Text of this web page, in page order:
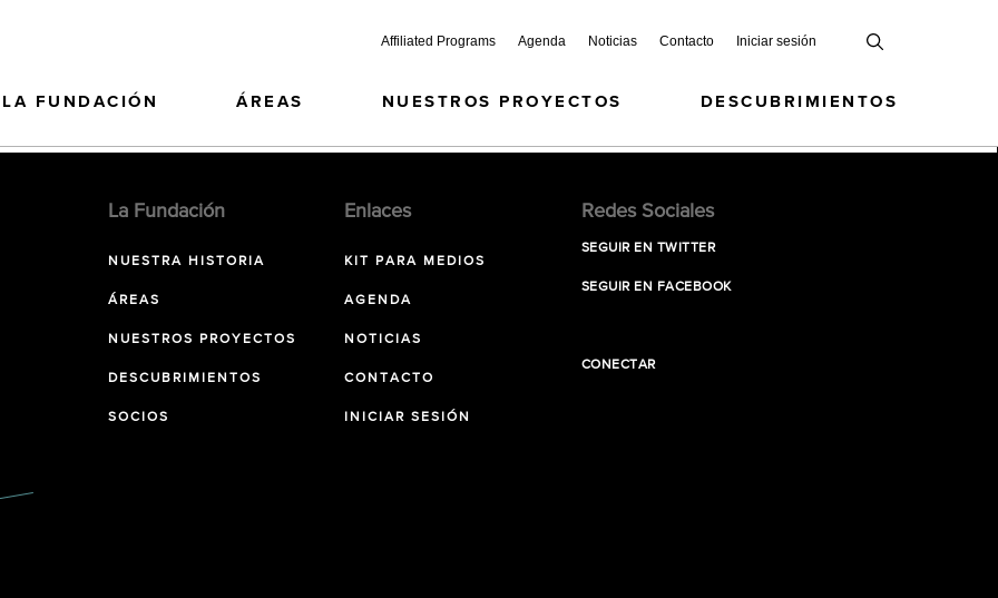
Affiliated Programs Agenda Noticias Contacto Iniciar sesión
LA FUNDACIÓN ÁREAS NUESTROS PROYECTOS DESCUBRIMIENTOS
La Fundación
NUESTRA HISTORIA
ÁREAS
NUESTROS PROYECTOS
DESCUBRIMIENTOS
SOCIOS
Enlaces
KIT PARA MEDIOS
AGENDA
NOTICIAS
CONTACTO
INICIAR SESIÓN
Redes Sociales
SEGUIR EN TWITTER
SEGUIR EN FACEBOOK
CONECTAR